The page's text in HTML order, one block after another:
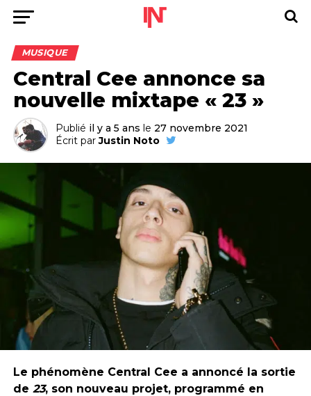
MUSIQUE
Central Cee annonce sa
nouvelle mixtape « 23 »
Publié il y a 5 ans le 27 novembre 2021
Écrit par Justin Noto
Le phénomène Central Cee a annoncé la sortie
de 23, son nouveau projet, programmé en